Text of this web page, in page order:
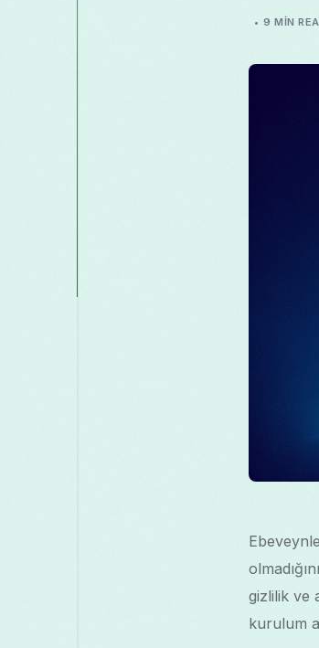
9 MIN
gizlilik ve
kurulum